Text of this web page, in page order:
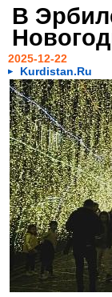
В
2025-12-22
Kurdistan.Ru